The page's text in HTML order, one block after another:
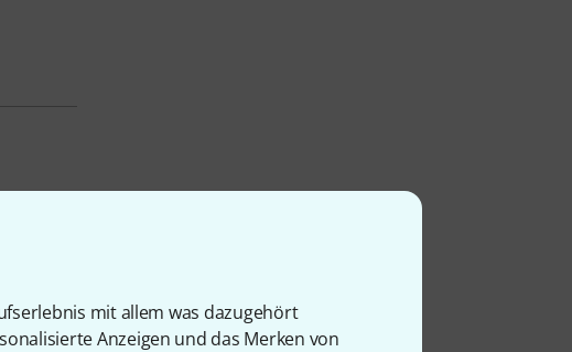
mit allem was dazugehört
Anzeigen und das Merken von